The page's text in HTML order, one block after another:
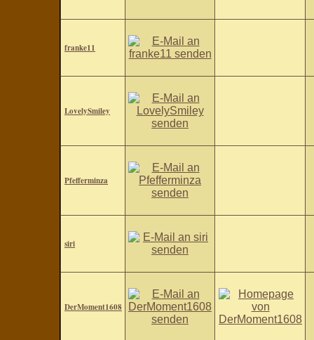
franke11
LovelySmiley
Pfefferminza
siri
DerMoment1608